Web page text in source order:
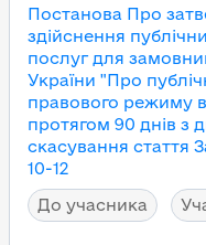
Постанова Про
здійснення
послуг для
України "Про
правового режиму
протягом 90 днів з
скасування стаття
10-12
До учасника